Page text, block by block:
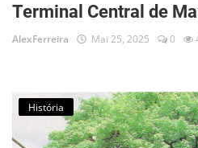
Terminal Central de
AlexFerreira Mai 25, 2025 0
História